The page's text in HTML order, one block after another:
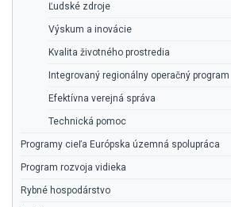
Ľudské zdroje
Výskum a inovácie
Kvalita životného prostredia
Integrovaný regionálny operačný program
Efektívna verejná správa
Technická pomoc
Programy cieľa Európska územná spolupráca
Program rozvoja vidieka
Rybné hospodárstvo